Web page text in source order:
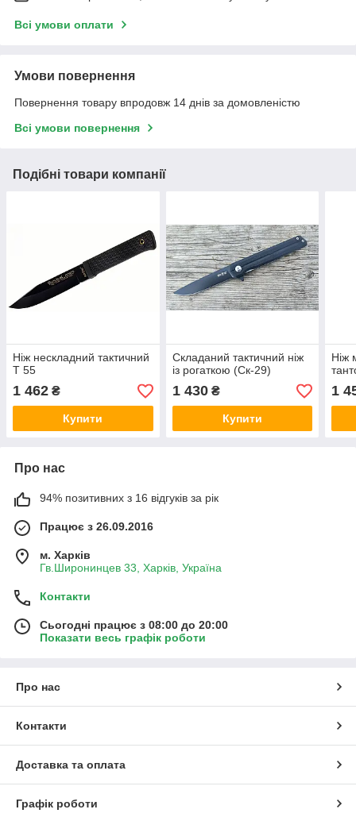
Всі умови оплати
Умови повернення
Повернення товару впродовж 14 днів за домовленістю
Всі умови повернення
Подібні товари компанії
Ніж нескладний тактичний
Т 55
1 462 ₴
Купити
Складаний тактичний ніж
із рогаткою (Cк-29)
1 430₴
Купити
Ніж
1
Про нас
94% позитивних з 16 відгуків за рік
Працює з 26.09.2016
м. Харків
Гв.Широнинцев 33, Харків, Україна
Контакти
Сьогодні працює з 08:00 до 20:00
Показати весь графік роботи
Про нас
Контакти
Доставка та оплата
Графік роботи